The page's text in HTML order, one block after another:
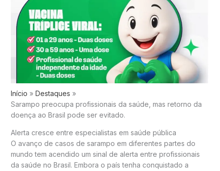
Início
Destaques
Sarampo preocupa profissionais da saúde, mas retorno da
doença ao Brasil pode ser evitado.
Alerta cresce entre especialistas em saúde pública
O avanço de casos de sarampo em diferentes partes do
mundo tem acendido um sinal de alerta entre profissionais
da saúde no Brasil. Embora o país tenha conquistado a